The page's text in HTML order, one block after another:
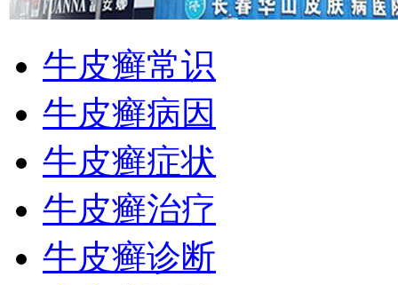
牛皮癣常识
牛皮癣病因
牛皮癣症状
牛皮癣治疗
牛皮癣诊断